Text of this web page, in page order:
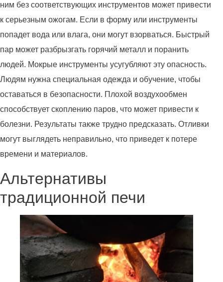
ним без соответствующих инструментов может привести
к серьезным ожогам. Если в форму или инструменты
попадет вода или влага, они могут взорваться. Быстрый
пар может разбрызгать горячий металл и поранить
людей. Мокрые инструменты усугубляют эту опасность.
Людям нужна специальная одежда и обучение, чтобы
оставаться в безопасности. Плохой воздухообмен
способствует скоплению паров, что может привести к
болезни. Результаты также трудно предсказать. Отливки
могут выглядеть неправильно, что приведет к потере
времени и материалов.
Альтернативы
традиционной печи